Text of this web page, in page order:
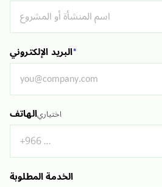
البريد الإلكتروني*
الهاتفاختياري
الخدمة المطلوبة